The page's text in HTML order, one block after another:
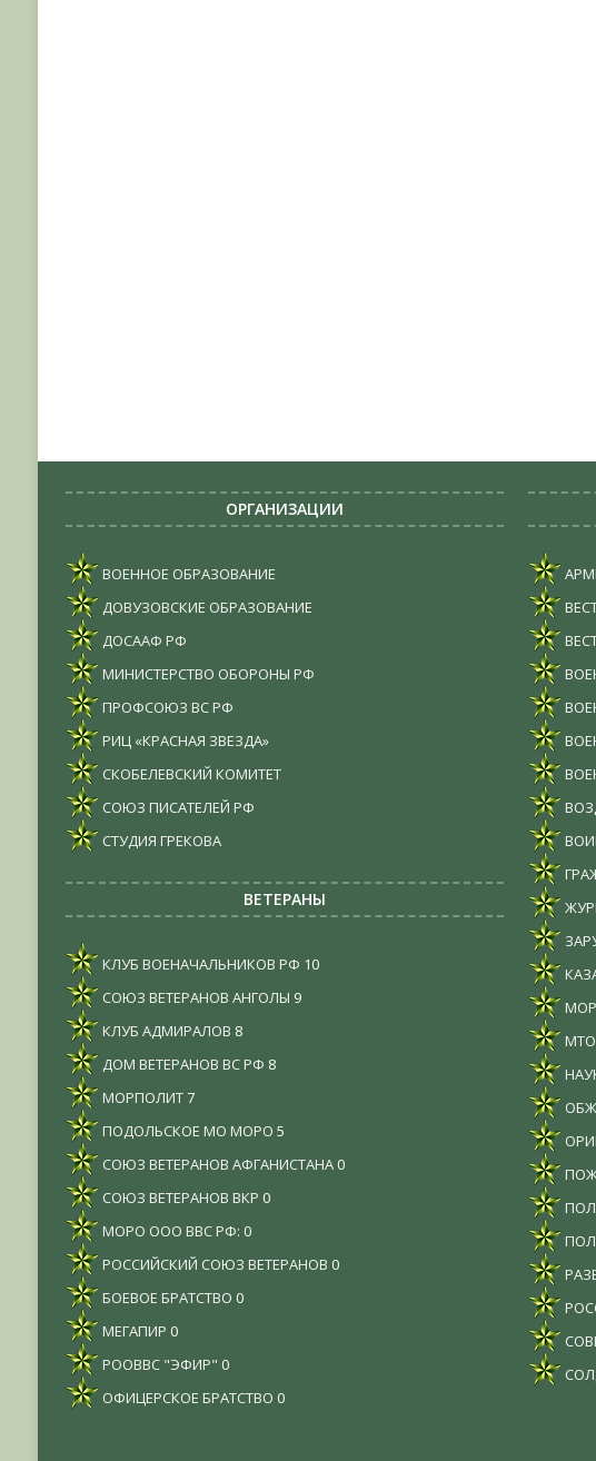
ОРГАНИЗАЦИИ
ВОЕННОЕ ОБРАЗОВАНИЕ
ДОВУЗОВСКИЕ ОБРАЗОВАНИЕ
ДОСААФ РФ
МИНИСТЕРСТВО ОБОРОНЫ РФ
ПРОФСОЮЗ ВС РФ
РИЦ «КРАСНАЯ ЗВЕЗДА»
СКОБЕЛЕВСКИЙ КОМИТЕТ
СОЮЗ ПИСАТЕЛЕЙ РФ
СТУДИЯ ГРЕКОВА
ВЕТЕРАНЫ
КЛУБ ВОЕНАЧАЛЬНИКОВ РФ 10
СОЮЗ ВЕТЕРАНОВ АНГОЛЫ 9
КЛУБ АДМИРАЛОВ 8
ДОМ ВЕТЕРАНОВ ВС РФ 8
МОРПОЛИТ7
ПОДОЛЬСКОЕ МО МОРО 5
СОЮЗ ВЕТЕРАНОВ АФГАНИСТАНА0
СОЮЗ ВЕТЕРАНОВ ВКР 0
МОРО ООО ВВС РФ: 0
РОССИЙСКИЙ СОЮЗ ВЕТЕРАНОВ 0
БОЕВОЕ БРАТСТВО 0
МЕГАПИР 0
РООВВС "ЭФИР" 0
ОФИЦЕРСКОЕ БРАТСТВО 0
ОБЖ